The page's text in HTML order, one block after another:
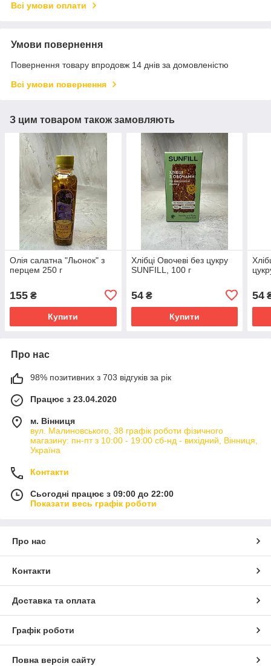
Всі умови оплати
Умови повернення
Повернення товару впродовж 14 днів за домовленістю
Всі умови повернення
З цим товаром також замовляють
Олія салатна "Льонок" з
перцем 250 г
155 ₴
Купити
Хлібці Овочеві без цукру
SUNFILL, 100 г
54₴
Купити
54
Про нас
98% позитивних з 703 відгуків за рік
Працює з 23.04.2020
м. Вінниця
вул. Малиновського, 38 графік роботи фізичного
магазину: пн-пт з 10:00 - 19:00 сб-нд - вихідний, Вінниця,
Україна
Контакти
Сьогодні працює з 09:00 до 22:00
Показати весь графік роботи
Про нас
Контакти
Доставка та оплата
Графік роботи
Повна версія сайту